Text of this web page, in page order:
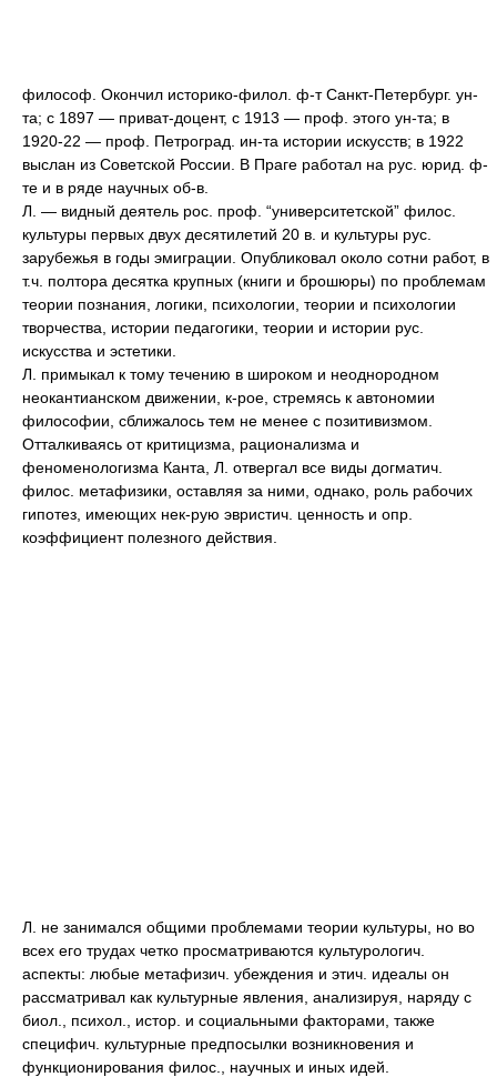
философ. Окончил историко-филол. ф-т Санкт-Петербург. ун-
та; с 1897 — приват-доцент, с 1913 — проф. этого ун-та; в
1920-22 — проф. Петроград. ин-та истории искусств; в 1922
выслан из Советской России. В Праге работал на рус. юрид. ф-
те и в ряде научных об-в.
Л. — видный деятель рос. проф. “университетской” филос.
культуры первых двух десятилетий 20 в. и культуры рус.
зарубежья в годы эмиграции. Опубликовал около сотни работ, в
т.ч. полтора десятка крупных (книги и брошюры) по проблемам
теории познания, логики, психологии, теории и психологии
творчества, истории педагогики, теории и истории рус.
искусства и эстетики.
Л. примыкал к тому течению в широком и неоднородном
неокантианском движении, к-рое, стремясь к автономии
философии, сближалось тем не менее с позитивизмом.
Отталкиваясь от критицизма, рационализма и
феноменологизма Канта, Л. отвергал все виды догматич.
филос. метафизики, оставляя за ними, однако, роль рабочих
гипотез, имеющих нек-рую эвристич. ценность и опр.
коэффициент полезного действия.
Л. не занимался общими проблемами теории культуры, но во
всех его трудах четко просматриваются культурологич.
аспекты: любые метафизич. убеждения и этич. идеалы он
рассматривал как культурные явления, анализируя, наряду с
биол., психол., истор. и социальными факторами, также
специфич. культурные предпосылки возникновения и
функционирования филос., научных и иных идей.